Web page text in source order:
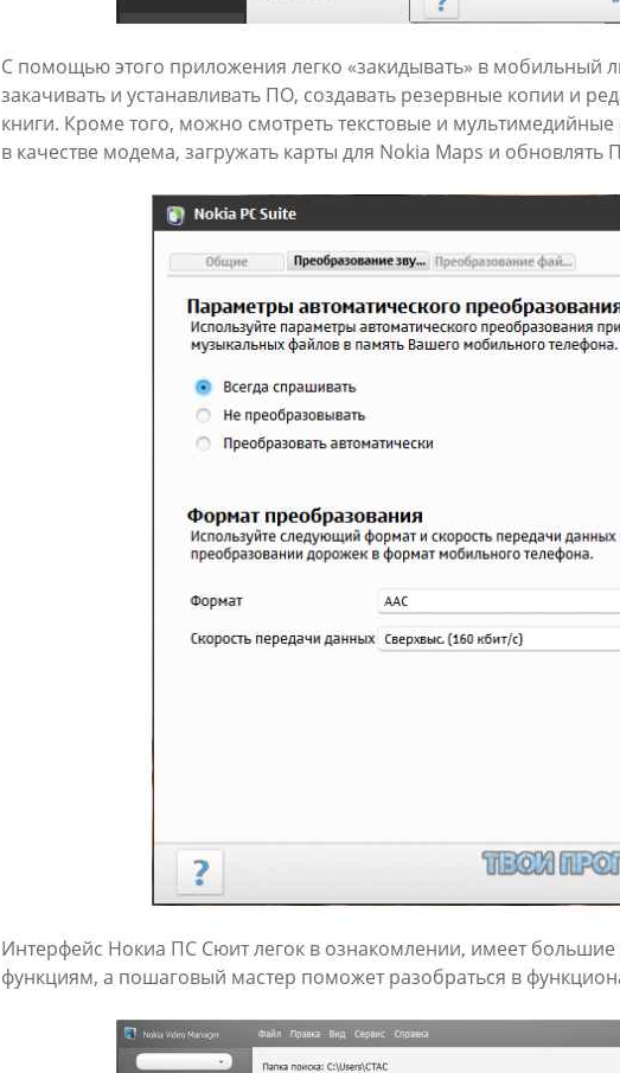
С помощью этого приложения легко «закидывать» в мобильный
закачивать и устанавливать ПО, создавать резервные копии и
книги. Кроме того, можно смотреть текстовые и
в качестве модема, загружать карты для Nokia Maps и обновлять
Интерфейс Нокиа ПС Сюит легок в ознакомлении, имеет
функциям, а пошаговый мастер поможет разобраться в